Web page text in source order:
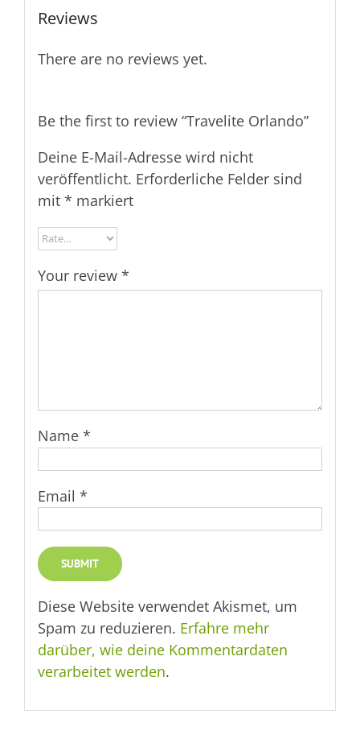
Reviews
There are no reviews yet.
Be the first to review “Travelite Orlando”
Deine E-Mail-Adresse wird nicht
veröffentlicht. Erforderliche Felder sind
mit * markiert
Your review *
Name *
Email *
Diese Website verwendet Akismet, um
Spam zu reduzieren. Erfahre mehr
darüber, wie deine Kommentardaten
verarbeitet werden.